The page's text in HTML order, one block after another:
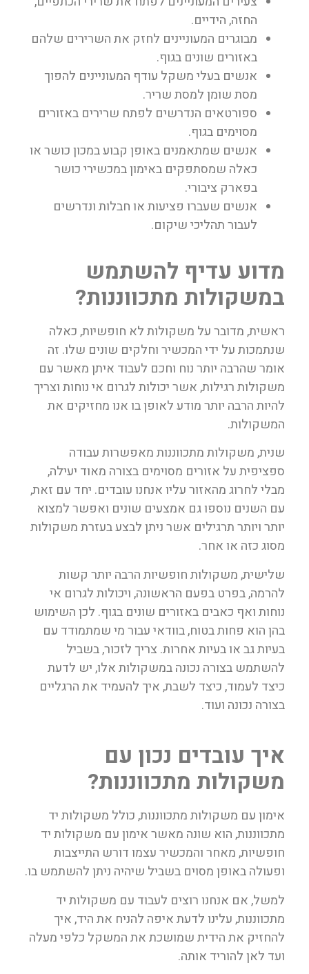
החזה, הידיים.
מבוגרים המעוניינים לחזק את השרירים שלהם
באזורים שונים בגוף.
אנשים בעלי משקל עודף המעוניינים להפוך
מסת שומן למסת שריר.
ספורטאים הנדרשים לפתח שרירים באזורים
מסוימים בגוף.
אנשים שמתאמנים באופן קבוע במכון כושר או
כאלה שמסתפקים באימון במכשירי כושר
בפארק ציבורי.
אנשים שעברו פציעות או חבלות ונדרשים
לעבור תהליכי שיקום.
מדוע עדיף להשתמש
במשקולות מתכווננות?
ראשית, מדובר על משקולות לא חופשיות, כאלה
שנתמכות על ידי המכשיר וחלקים שונים שלו. זה
אומר שהרבה יותר נוח וחכם לעבוד איתן מאשר עם
משקולות רגילות, אשר יכולות לגרום אי נוחות וצריך
להיות הרבה יותר מודע לאופן בו אנו מחזיקים את
המשקולות.
שנית, משקולות מתכווננות מאפשרות עבודה
ספציפית על אזורים מסוימים בצורה מאוד יעילה,
מבלי לחרוג מהאזור עליו אנחנו עובדים. יחד עם זאת,
עם השנים נוספו גם אמצעים שונים ואפשר למצוא
יותר ויותר תרגילים אשר ניתן לבצע בעזרת משקולות
מסוג כזה או אחר.
שלישית, משקולות חופשיות הרבה יותר קשות
להרמה, בפרט בפעם הראשונה, ויכולות לגרום אי
נוחות ואף כאבים באזורים שונים בגוף. לכן השימוש
בהן הוא פחות בטוח, בוודאי עבור מי שמתמודד עם
בעיות גב או בעיות אחרות. צריך לזכור, בשביל
להשתמש בצורה נכונה במשקולות אלו, יש לדעת
כיצד לעמוד, כיצד לשבת, איך להעמיד את הרגליים
בצורה נכונה ועוד.
איך עובדים נכון עם
משקולות מתכווננות?
אימון עם משקולות מתכווננות, כולל משקולות יד
מתכווננות, הוא שונה מאשר אימון עם משקולות יד
חופשיות, מאחר והמכשיר עצמו דורש התייצבות
ופעולה באופן מסוים בשביל שיהיה ניתן להשתמש בו.
למשל, אם אנחנו רוצים לעבוד עם משקולות יד
מתכווננות, עלינו לדעת איפה להניח את היד, איך
להחזיק את הידית שמושכת את המשקל כלפי מעלה
ועד לאן להוריד אותה.